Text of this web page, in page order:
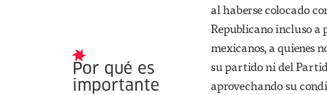
Por qué es
importante
al haberse colocado
Republicano incluso a
mexicanos, a quienes
su partido ni del
aprovechando su